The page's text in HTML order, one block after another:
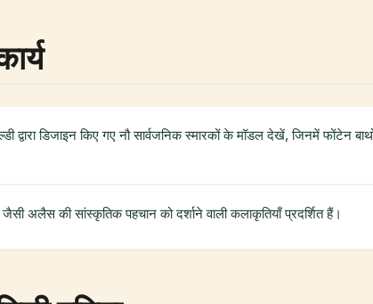
द्वारा डिजाइन किए गए नौ सार्वजनिक स्मारकों के मॉडल देखें, जिनमें फोंटेन
अलैस की सांस्कृतिक पहचान को दर्शाने वाली कलाकृतियाँ प्रदर्शित हैं।